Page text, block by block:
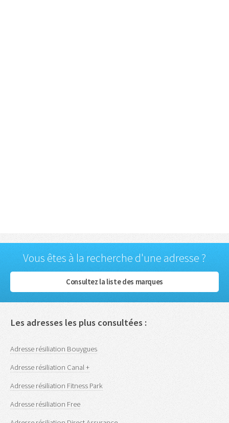
Vous êtes à la recherche d'une adresse ?
Consultez la liste des marques
Les adresses les plus consultées :
Adresse résiliation Bouygues
Adresse résiliation Canal +
Adresse résiliation Fitness Park
Adresse résiliation Free